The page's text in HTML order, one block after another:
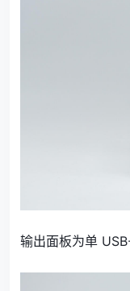
输出面板为单